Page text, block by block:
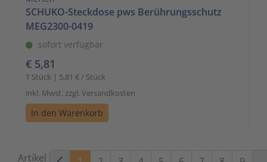
SCHUKO-Steckdose pws Berührungsschutz
MEG2300-0419
sofort verfügbar
€ 5,81
1 Stück | 5,81 € / Stück
inkl. Mwst. zzgl. Versandkosten
In den Warenkorb
Artikel